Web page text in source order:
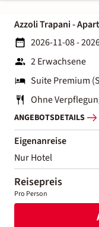
Azzoli Trapani -
2026-11-08 -
2 Erwachsene
Suite Premium
Ohne
ANGEBOTSDETAILS
Eigenanreise
Nur Hotel
Reisepreis
Pro Person